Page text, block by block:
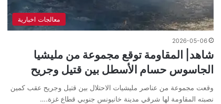
معالجات اخبارية
2026-05-06
شاهد| المقاومة توقع مجموعة من مليشيا
الجاسوس حسام الأسطل بين قتيل وجريح
وقعت مجموعة من عناصر مليشيات الاحتلال بين قتيل وجريح عقب كمين
نصبته المقاومة لها شرقي مدينة خانيونس جنوبي قطاع غزة.…